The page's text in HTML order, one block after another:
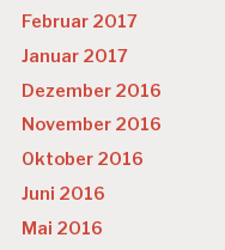
Februar 2017
Januar 2017
Dezember 2016
November 2016
Oktober 2016
Juni 2016
Mai 2016